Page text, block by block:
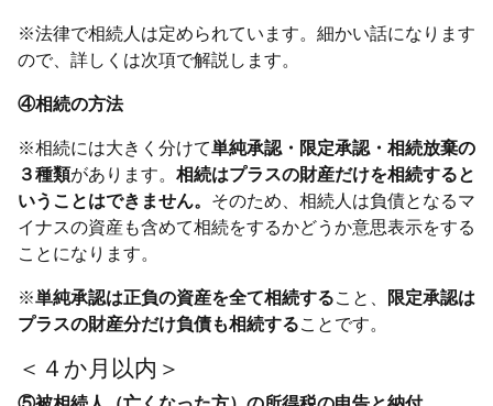
※法律で相続人は定められています。細かい話になります
ので、詳しくは次項で解説します。
④相続の方法
※相続には大きく分けて単純承認・限定承認・相続放棄の
３種類があります。 相続はプラスの財産だけを相続すると
いうことはできません。 そのため、相続人は負債となるマ
イナスの資産も含めて相続をするかどうか意思表示をする
ことになります。
※単純承認は正負の資産を全て相続すること、
限定承認は
プラスの財産分だけ負債も相続することです。
＜４か月以内＞